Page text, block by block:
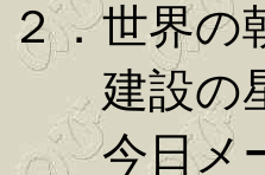
２．世界の
建設の
今日メー